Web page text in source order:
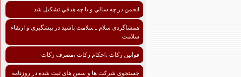
انجمن در چه سالي و با چه هدفي تشكيل شد
همشاگردی سلام ـ سلامت باشید در پیشگیری و ارتقاء
سلامت
قوانین زکات ،احکام زکات ،مصرف زکات
جستجوی شرکت ها و سمن های ثبت شده در روزنامه